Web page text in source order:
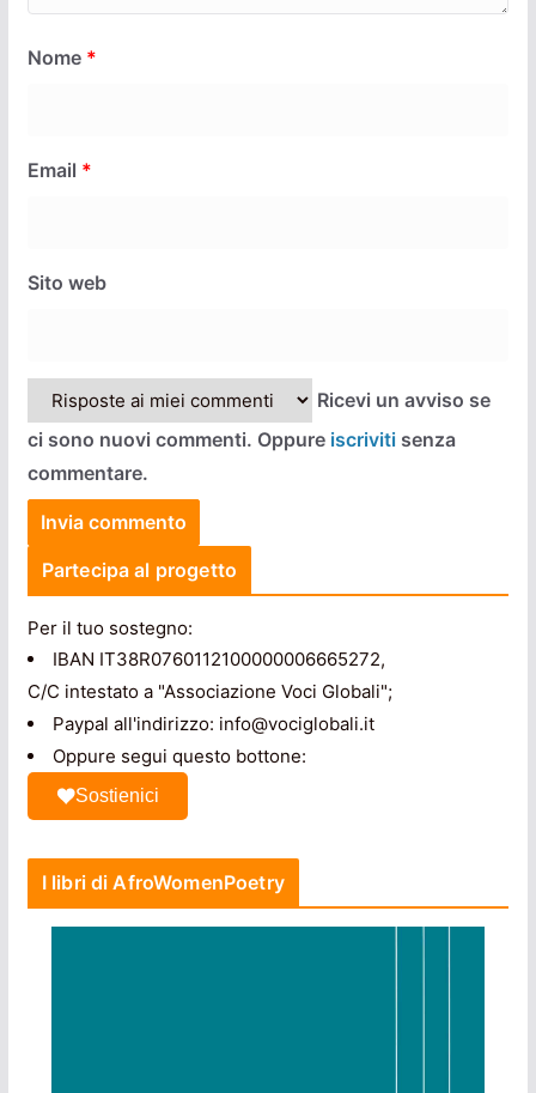
Nome *
Email *
Sito web
Ricevi un avviso se
ci sono nuovi commenti. Oppure iscrivitisenza
commentare.
Partecipa al progetto
Per il tuo sostegno:
IBAN IT38R0760112100000006665272,
C/C intestato a "Associazione Voci Globali";
Paypal all'indirizzo: info@vociglobali.it
Oppure segui questo bottone:
Sostienici
I libri di AfroWomenPoetry